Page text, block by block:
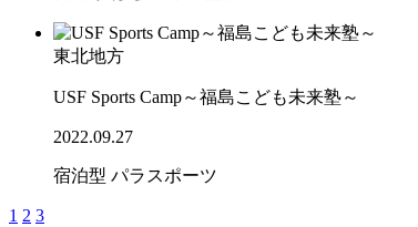
東北地方
USF Sports Camp～福島こども未来塾～
2022.09.27
宿泊型 パラスポーツ
1 2 3